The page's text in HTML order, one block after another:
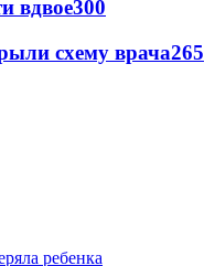
вдвое300
схему врача265